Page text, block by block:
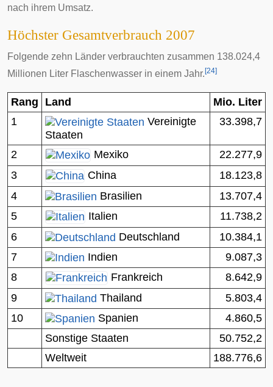
nach ihrem Umsatz.
Höchster Gesamtverbrauch 2007
Folgende zehn Länder verbrauchten zusammen 138.024,4
Millionen Liter Flaschenwasser in einem Jahr. [24]
Rang Land
Mio. Liter
1
Vereinigte
Staaten
33.398,7
2 Mexiko
22.277,9
3
China
18.123,8
4
Brasilien
13.707,4
5
Italien
11.738,2
6
Deutschland
10.384,1
7
Indien
9.087,3
8
Frankreich
8.642,9
9
Thailand
5.803,4
10
Spanien
4.860,5
Sonstige Staaten
50.752,2
Weltweit
188.776,6